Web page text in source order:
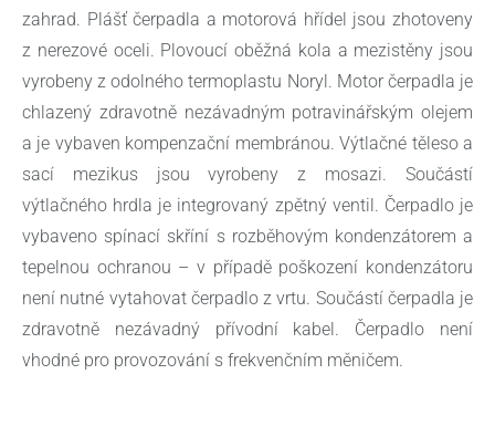
zahrad. Plášť čerpadla a motorová hřídel jsou zhotoveny
z nerezové oceli. Plovoucí oběžná kola a mezistěny jsou
vyrobeny z odolného termoplastu Noryl. Motor čerpadla je
chlazený zdravotně nezávadným potravinářským olejem
a je vybaven kompenzační membránou. Výtlačné těleso a
sací mezikus jsou vyrobeny z mosazi. Součástí
výtlačného hrdla je integrovaný zpětný ventil. Čerpadlo je
vybaveno spínací skříní s rozběhovým kondenzátorem a
tepelnou ochranou – v případě poškození kondenzátoru
není nutné vytahovat čerpadlo z vrtu. Součástí čerpadla je
zdravotně nezávadný přívodní kabel. Čerpadlo není
vhodné pro provozování s frekvenčním měničem.